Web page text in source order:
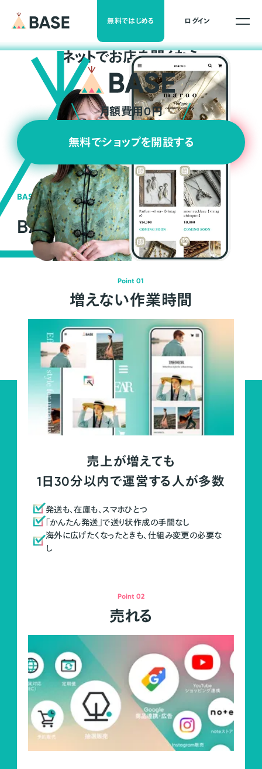
無料ではじめる ログイン
ネットでお店を開くなら
月額費用0円
無料でショップを開設する
BASEの強み
BASEが強い3つの理由
Point 01
増えない作業時間
売上が増えても
1日30分以内で運営する人が多数
発送も、在庫も、スマホひとつ
「かんたん発送」で送り状作成の手間なし
海外に広げたくなったときも、仕組み変更の必要な
し
Point 02
売れる